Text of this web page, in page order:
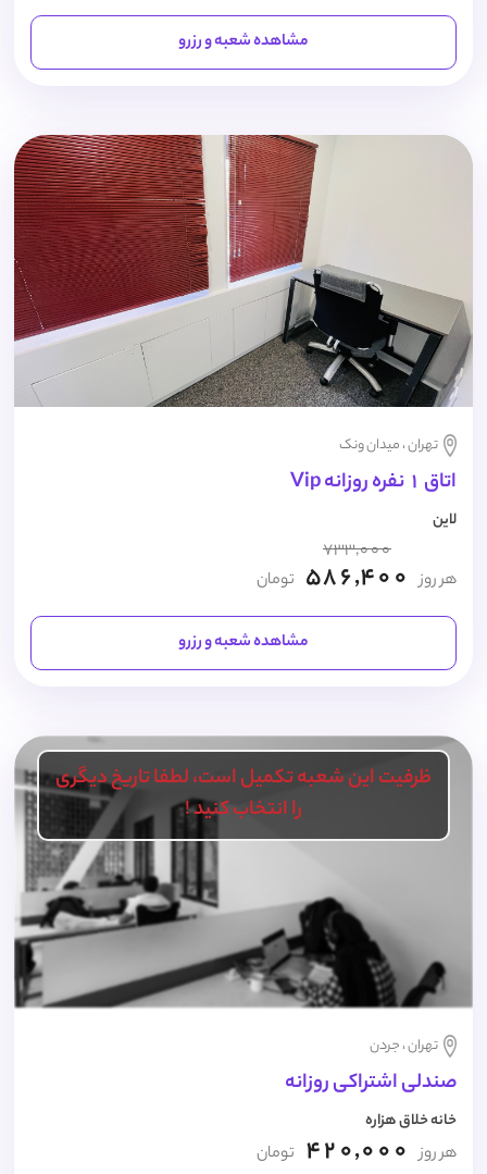
مشاهده شعبه و رزرو
تهران ، میدان ونک
اتاق 1 نفره روزانه Vip
لاین
هر روز
733,000
586,400 تومان
مشاهده شعبه و رزرو
ظرفیت این شعبه تکمیل است، لطفا تاریخ دیگری
را انتخاب کنید !
تهران ، جردن
صندلی اشتراکی روزانه
خانه خلاق هزاره
هر روز 420,000 تومان